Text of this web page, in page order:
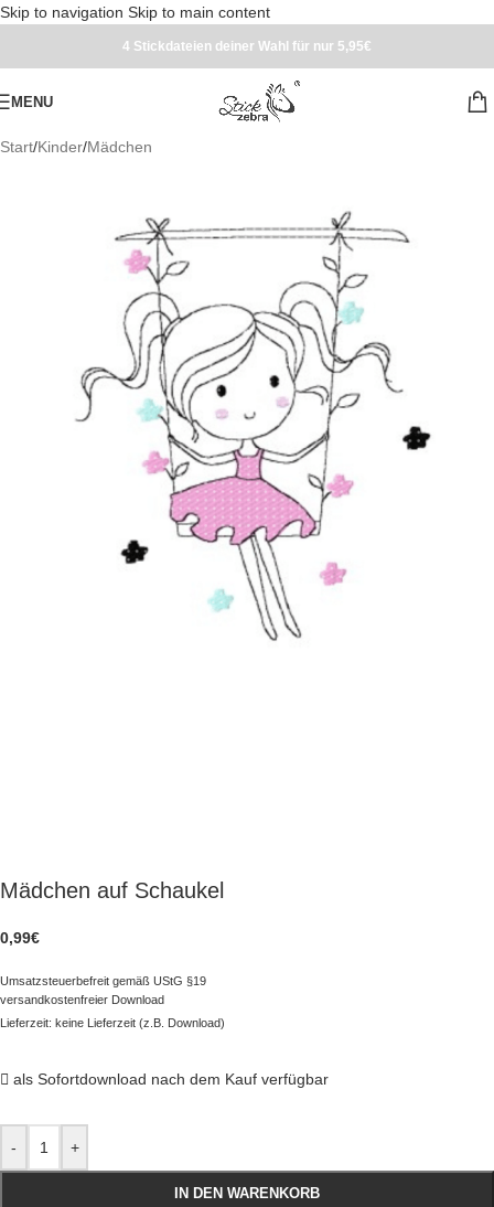
Skip to navigation Skip to main content
4 Stickdateien deiner Wahl für nur 5,95€
MENU
Start/Kinder/Mädchen
Mädchen auf Schaukel
0,99€
Umsatzsteuerbefreit gemäß UStG §19
versandkostenfreier Download
Lieferzeit: keine Lieferzeit (z.B. Download)
als Sofortdownload nach dem Kauf verfügbar
- +
IN DEN WARENKORB